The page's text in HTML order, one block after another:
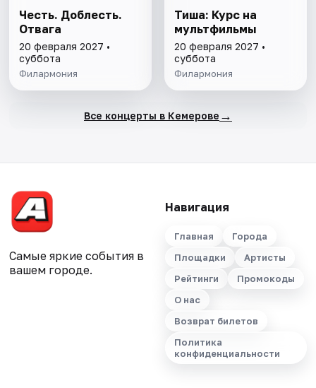
Честь. Доблесть.
Отвага
20 февраля 2027 •
суббота
Филармония
Тиша: Курс на
мультфильмы
20 февраля 2027 •
суббота
Филармония
Все концерты в Кемерове →
Самые яркие события в
вашем городе.
Навигация
Главная
Города
Площадки
Артисты
Рейтинги
Промокоды
О нас
Возврат билетов
Политика
конфиденциальности